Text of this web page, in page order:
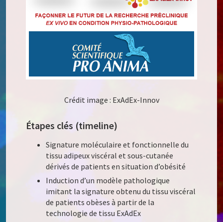
Crédit image : ExAdEx-Innov
Étapes clés (timeline)
Signature moléculaire et fonctionnelle du
tissu adipeux viscéral et sous-cutanée
dérivés de patients en situation d’obésité
Induction d’un modèle pathologique
imitant la signature obtenu du tissu viscéral
de patients obèses à partir de la
technologie de tissu ExAdEx